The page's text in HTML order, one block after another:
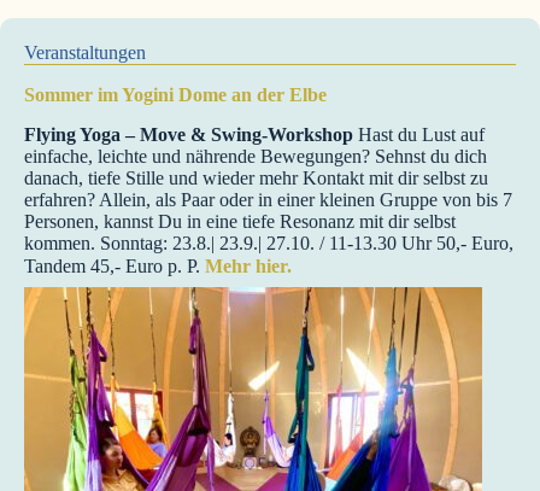
Veranstaltungen
Sommer im Yogini Dome an der Elbe
Flying Yoga – Move & Swing-Workshop Hast du Lust auf
einfache, leichte und nährende Bewegungen? Sehnst du dich
danach, tiefe Stille und wieder mehr Kontakt mit dir selbst zu
erfahren? Allein, als Paar oder in einer kleinen Gruppe von bis 7
Personen, kannst Du in eine tiefe Resonanz mit dir selbst
kommen. Sonntag: 23.8.| 23.9.| 27.10. / 11-13.30 Uhr 50,- Euro,
Tandem 45,- Euro p. P. Mehr hier.